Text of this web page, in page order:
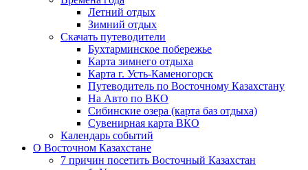
Летний отдых
Зимний отдых
Скачать путеводители
Бухтарминское побережье
Карта зимнего отдыха
Карта г. Усть-Каменогорск
Путеводитель по Восточному Казахстану
На Авто по ВКО
Сибинские озера (карта баз отдыха)
Сувенирная карта ВКО
Календарь событий
О Восточном Казахстане
7 причин посетить Восточный Казахстан